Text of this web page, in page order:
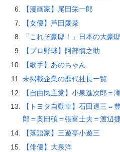
【漫画家】尾田栄一郎
【女優】芦田愛菜
「これぞ豪邸！」日本の大豪
【プロ野球】阿部慎之助
【歌手】あのちゃん
未掲載企業の歴代社長一覧
【自由民主党】小泉進次郎＝
【トヨタ自動車】石田退三＝
郎＝奥田碩＝張富士夫＝渡辺
【落語家】三遊亭小遊三
【俳優】大泉洋